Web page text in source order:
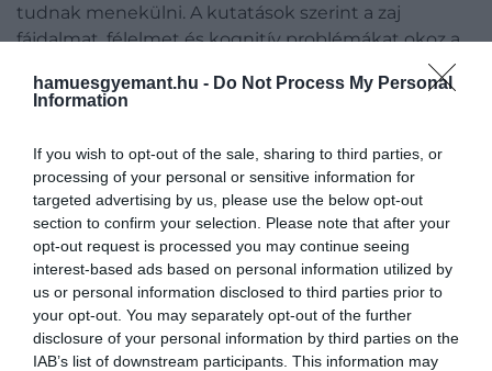
hamuesgyemant.hu - Do Not Process My Personal
Information
If you wish to opt-out of the sale, sharing to third parties, or
processing of your personal or sensitive information for
targeted advertising by us, please use the below opt-out
section to confirm your selection. Please note that after your
opt-out request is processed you may continue seeing
interest-based ads based on personal information utilized by
us or personal information disclosed to third parties prior to
your opt-out. You may separately opt-out of the further
disclosure of your personal information by third parties on the
IAB’s list of downstream participants. This information may
tudnak menekülni. A kutatások szerint a zaj
fájdalmat, félelmet és kognitív problémákat okoz a
bezárt állatoknak. Például a halaknál a szélsőséges
zaj okozta rezgések károsíthatják az úszóhólyagot,
felhajtóerejükre. A fájdalom és a félelem a rossz jólét
erős mutatói. A nem hallható zaj (rezgés) az állatok
belső testrészeinek fizikai megrázkódtatásával is
árthat az állatoknak. A haszonállatok a szállítás során
nagyfokú vibrációnak vannak kitéve. Az Anglia
Ruskin Egyetemen működő kutatócsoport azt
vizsgálja, hogy az építési munkákból származó
rezgések hatással vannak-e az állatkerti
főemlősökre.